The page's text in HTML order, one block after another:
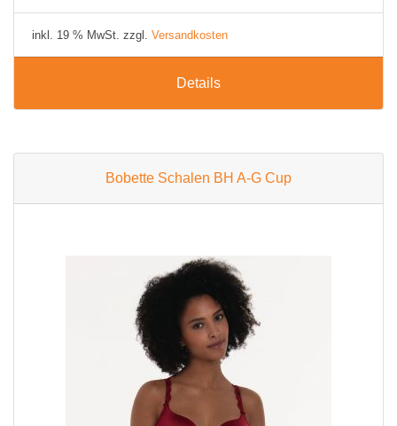
inkl. 19 % MwSt. zzgl. Versandkosten
Details
Bobette Schalen BH A-G Cup